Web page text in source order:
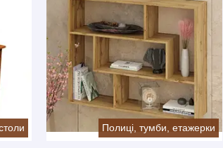
Полиці, тумби, етажерки